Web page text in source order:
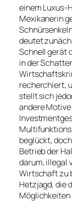
einem Luxus-
Mexikanerin
deutet
Schnell gerät
in der
recherchiert,
stellt sich
andere
beglückt,
Betrieb der
darum, illegal
Wirtschaft zu
Hetzjagd, die
Möglichkeiten